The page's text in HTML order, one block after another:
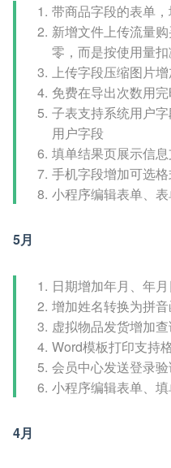
带商品字段的表单
新增文件上传流量
零，而是按使用量
上传字段压缩图片
免费在导出次数用
子表支持系统用户
用户字段
填单结果页展示信
手机字段增加可选
小程序编辑表单、
5月
日期增加年月、年
增加姓名转换为拼
虚拟物品发货增加
Word模板打印支持
会员中心发送登录
小程序编辑表单、
4月